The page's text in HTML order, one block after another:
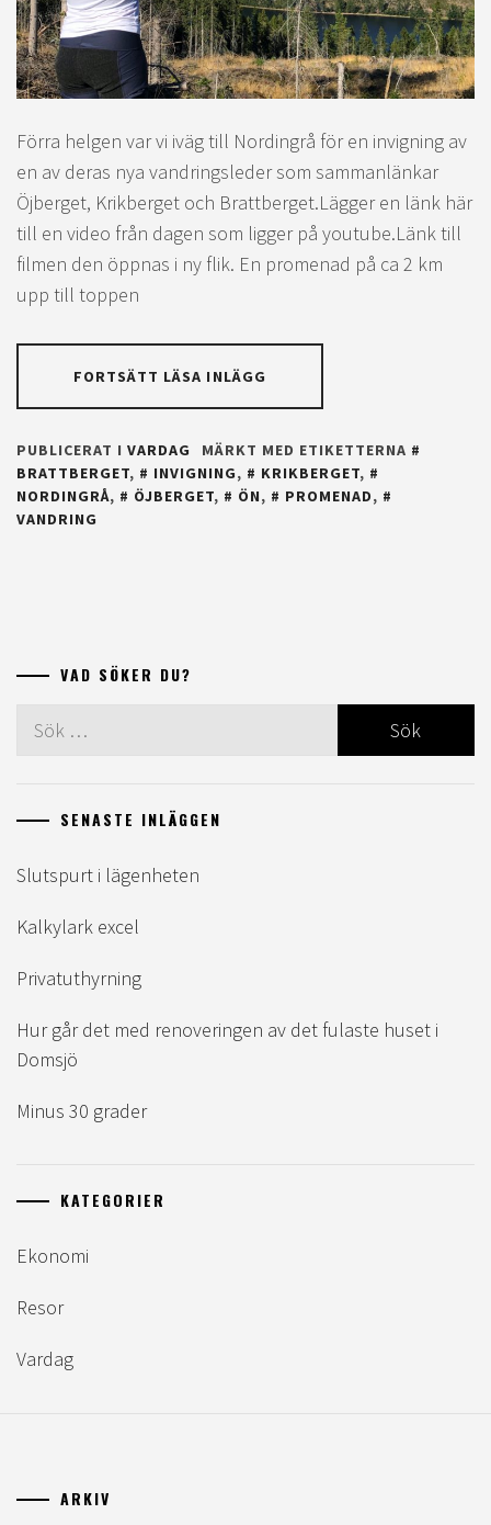
Förra helgen var vi iväg till Nordingrå för en invigning av
en av deras nya vandringsleder som sammanlänkar
Öjberget, Krikberget och Brattberget.Lägger en länk här
till en video från dagen som ligger på youtube.Länk till
filmen den öppnas i ny flik. En promenad på ca 2 km
upp till toppen
FORTSÄTT LÄSA INLÄGG
PUBLICERAT I VARDAG
MÄRKT MED ETIKETTERNA
BRATTBERGET, INVIGNING, KRIKBERGET,
NORDINGRÅ, ÖJBERGET, ÖN, PROMENAD,
VANDRING
VAD SÖKER DU?
SENASTE INLÄGGEN
Slutspurt i lägenheten
Kalkylark excel
Privatuthyrning
Hur går det med renoveringen av det fulaste huset i
Domsjö
Minus 30 grader
KATEGORIER
Ekonomi
Resor
Vardag
ARKIV